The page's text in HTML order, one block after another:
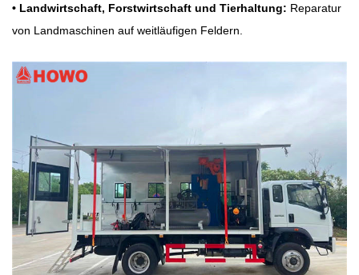
• Landwirtschaft, Forstwirtschaft und Tierhaltung: Reparatur
von Landmaschinen auf weitläufigen Feldern.